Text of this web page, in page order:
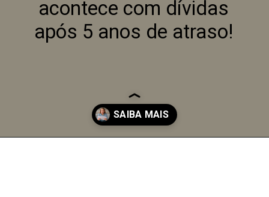
acontece com dívidas
após 5 anos de atraso!